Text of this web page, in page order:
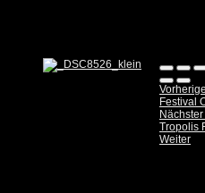
Festival
Tropolis
Weiter